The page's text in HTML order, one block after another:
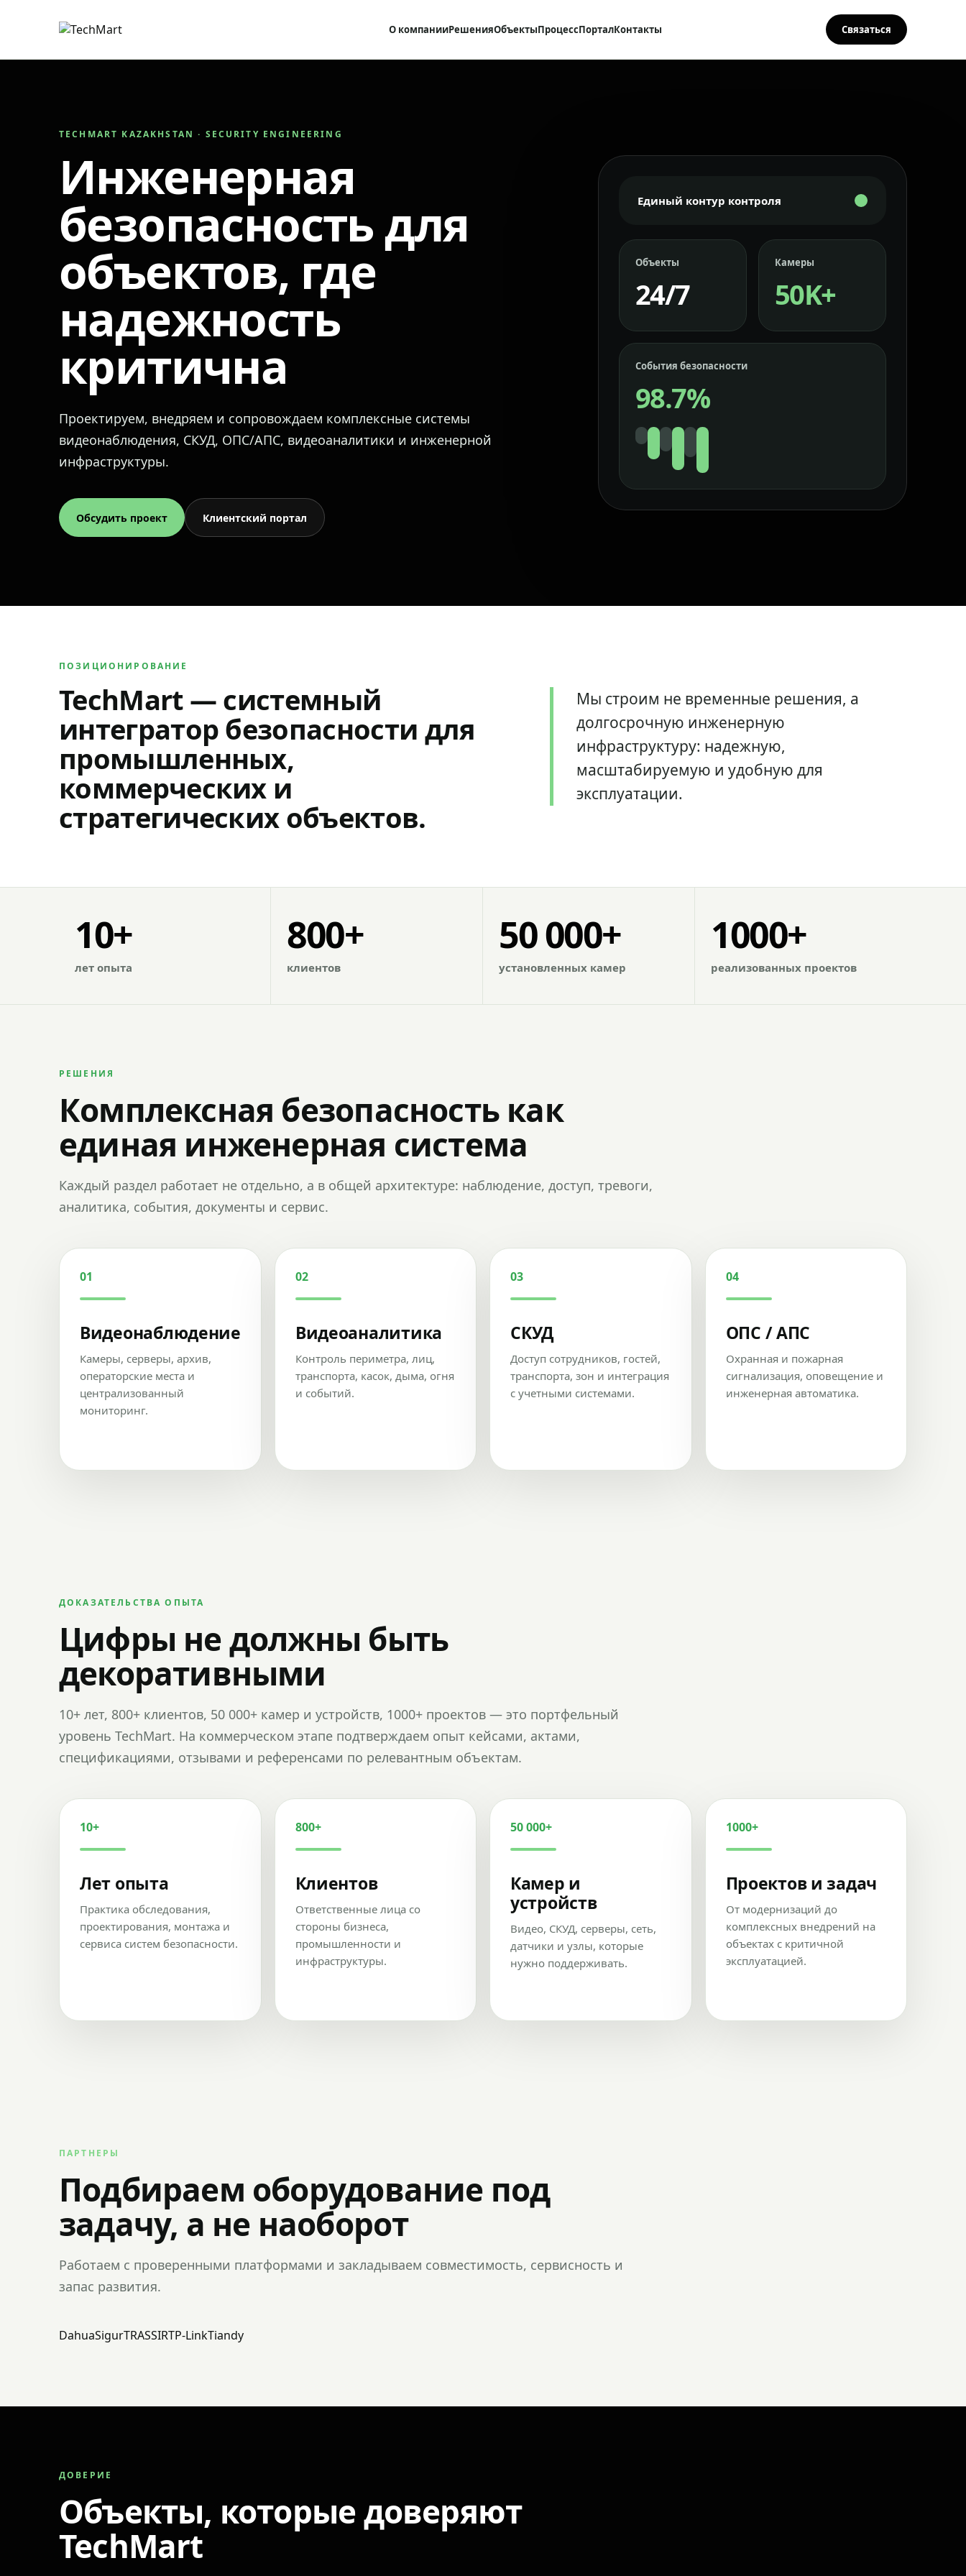
О компанииРешенияОбъектыПроцессПорталКонтакты Связаться
TECHMART KAZAKHSTAN · SECURITY ENGINEERING
Инженерная
безопасность для
объектов, где
надежность
критична
Проектируем, внедряем и сопровождаем комплексные системы
видеонаблюдения, СКУД, ОПС/АПС, видеоаналитики и инженерной
инфраструктуры.
Обсудить проект Клиентский портал
Единый контур контроля
Объекты
24/7
Камеры
50K+
События безопасности
98.7%
ПОЗИЦИОНИРОВАНИЕ
TechMart — системный
интегратор безопасности для
промышленных,
коммерческих и
стратегических объектов.
Мы строим не временные решения, а
долгосрочную инженерную
инфраструктуру: надежную,
масштабируемую и удобную для
эксплуатации.
10+
лет опыта
800+
клиентов
50 000+
установленных камер
1000+
реализованных проектов
РЕШЕНИЯ
Комплексная безопасность как
единая инженерная система
Каждый раздел работает не отдельно, а в общей архитектуре: наблюдение, доступ, тревоги,
аналитика, события, документы и сервис.
01
Видеонаблюдение
Камеры, серверы, архив,
операторские места и
централизованный
мониторинг.
02
Видеоаналитика
Контроль периметра, лиц,
транспорта, касок, дыма, огня
и событий.
03
СКУД
Доступ сотрудников, гостей,
транспорта, зон и интеграция
с учетными системами.
04
ОПС / АПС
Охранная и пожарная
сигнализация, оповещение и
инженерная автоматика.
ДОКАЗАТЕЛЬСТВА ОПЫТА
Цифры не должны быть
декоративными
10+ лет, 800+ клиентов, 50 000+ камер и устройств, 1000+ проектов — это портфельный
уровень TechMart. На коммерческом этапе подтверждаем опыт кейсами, актами,
спецификациями, отзывами и референсами по релевантным объектам.
10+
Лет опыта
Практика обследования,
проектирования, монтажа и
сервиса систем безопасности.
800+
Клиентов
Ответственные лица со
стороны бизнеса,
промышленности и
инфраструктуры.
50 000+
Камер и
устройств
Видео, СКУД, серверы, сеть,
датчики и узлы, которые
нужно поддерживать.
1000+
Проектов и задач
От модернизаций до
комплексных внедрений на
объектах с критичной
эксплуатацией.
ПАРТНЕРЫ
Подбираем оборудование под
задачу, а не наоборот
Работаем с проверенными платформами и закладываем совместимость, сервисность и
запас развития.
DahuaSigurTRASSIRTP-LinkTiandy
ДОВЕРИЕ
Объекты, которые доверяют
TechMart